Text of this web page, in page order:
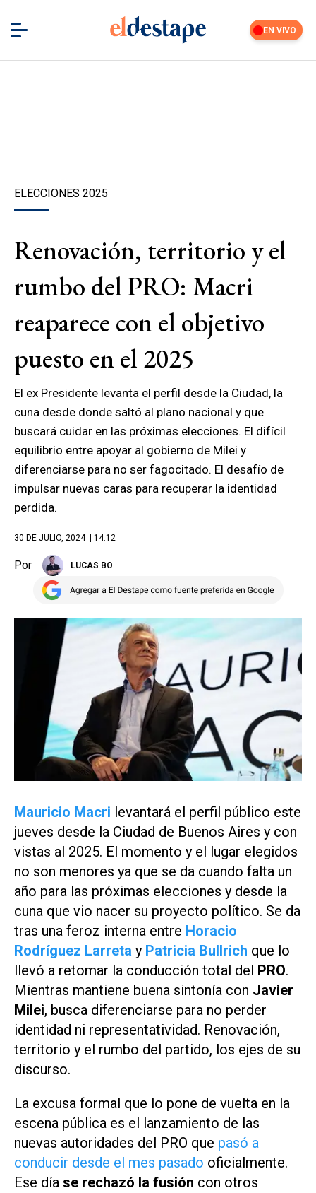
EN VIVO
ELECCIONES 2025
Renovación, territorio y el
rumbo del PRO: Macri
reaparece con el objetivo
puesto en el 2025
El ex Presidente levanta el perfil desde la Ciudad, la
cuna desde donde saltó al plano nacional y que
buscará cuidar en las próximas elecciones. El difícil
equilibrio entre apoyar al gobierno de Milei y
diferenciarse para no ser fagocitado. El desafío de
impulsar nuevas caras para recuperar la identidad
perdida.
30 DE JULIO, 2024 | 14.12
Por LUCAS BO
Mauricio Macri levantará el perfil público este
jueves desde la Ciudad de Buenos Aires y con
vistas al 2025. El momento y el lugar elegidos
no son menores ya que se da cuando falta un
año para las próximas elecciones y desde la
cuna que vio nacer su proyecto político. Se da
tras una feroz interna entre Horacio
Rodríguez Larreta y Patricia Bullrich que lo
llevó a retomar la conducción total del PRO.
Mientras mantiene buena sintonía con Javier
Milei, busca diferenciarse para no perder
identidad ni representatividad. Renovación,
territorio y el rumbo del partido, los ejes de su
discurso.
La excusa formal que lo pone de vuelta en la
escena pública es el lanzamiento de las
nuevas autoridades del PRO que pasó a
conducir desde el mes pasado oficialmente.
Ese día se rechazó la fusión con otros